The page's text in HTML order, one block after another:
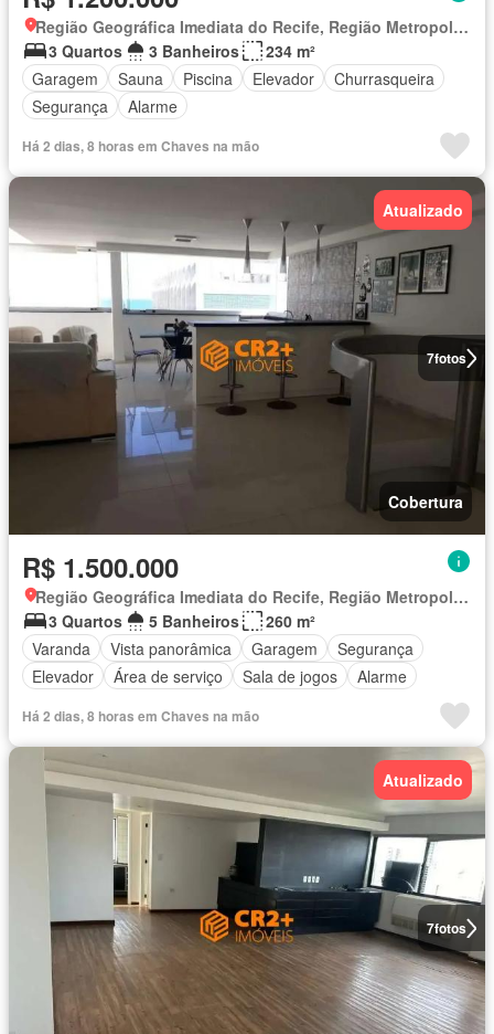
Região Geográfica Imediata do Recife, Região Metropolitana do Recife
3 Quartos
3 Banheiros
234 m²
Garagem
Sauna Piscina Elevador
Churrasqueira
Segurança
Alarme
Há 2 dias, 8 horas em Chaves na mão
7fotos
Atualizado
Cobertura
R$ 1.500.000
Região Geográfica Imediata do Recife, Região Metropolitana do Recife
3 Quartos
5 Banheiros
260 m²
Varanda
Vista panorâmica Garagem
Segurança
Elevador
Área de serviço Sala de jogos Alarme
Há 2 dias, 8 horas em Chaves na mão
7fotos
Atualizado